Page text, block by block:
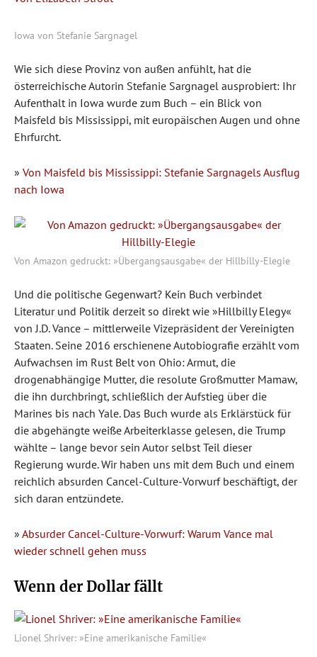
Iowa von Stefanie Sargnagel
Wie sich diese Provinz von außen anfühlt, hat die
österreichische Autorin Stefanie Sargnagel ausprobiert: Ihr
Aufenthalt in Iowa wurde zum Buch – ein Blick von
Maisfeld bis Mississippi, mit europäischen Augen und ohne
Ehrfurcht.
» Von Maisfeld bis Mississippi: Stefanie Sargnagels Ausflug
nach Iowa
Von Amazon gedruckt: »Übergangsausgabe« der Hillbilly-Elegie
Und die politische Gegenwart? Kein Buch verbindet
Literatur und Politik derzeit so direkt wie »Hillbilly Elegy«
von J.D. Vance – mittlerweile Vizepräsident der Vereinigten
Staaten. Seine 2016 erschienene Autobiografie erzählt vom
Aufwachsen im Rust Belt von Ohio: Armut, die
drogenabhängige Mutter, die resolute Großmutter Mamaw,
die ihn durchbringt, schließlich der Aufstieg über die
Marines bis nach Yale. Das Buch wurde als Erklärstück für
die abgehängte weiße Arbeiterklasse gelesen, die Trump
wählte – lange bevor sein Autor selbst Teil dieser
Regierung wurde. Wir haben uns mit dem Buch und einem
reichlich absurden Cancel-Culture-Vorwurf beschäftigt, der
sich daran entzündete.
» Absurder Cancel-Culture-Vorwurf: Warum Vance mal
wieder schnell gehen muss
Wenn der Dollar fällt
Lionel Shriver: »Eine amerikanische Familie«